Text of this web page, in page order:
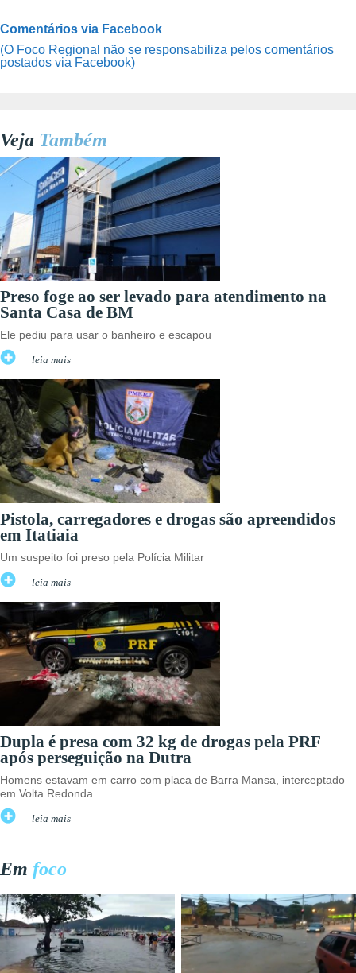
Comentários via Facebook
(O Foco Regional não se responsabiliza pelos comentários
postados via Facebook)
Veja Também
Preso foge ao ser levado para atendimento na
Santa Casa de BM
Ele pediu para usar o banheiro e escapou
leia mais
Pistola, carregadores e drogas são apreendidos
em Itatiaia
Um suspeito foi preso pela Polícia Militar
leia mais
Dupla é presa com 32 kg de drogas pela PRF
após perseguição na Dutra
Homens estavam em carro com placa de Barra Mansa, interceptado
em Volta Redonda
leia mais
Em foco